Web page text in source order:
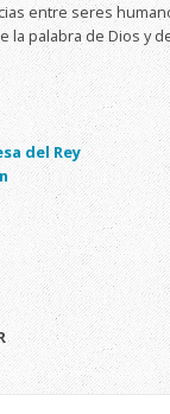
entre seres
la palabra de Dios y
del Rey